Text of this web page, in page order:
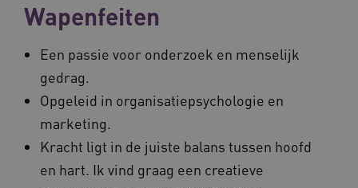
Wapenfeiten
Een passie voor onderzoek en menselijk
gedrag.
Opgeleid in organisatiepsychologie en
marketing.
Kracht ligt in de juiste balans tussen hoofd
en hart. Ik vind graag een creatieve